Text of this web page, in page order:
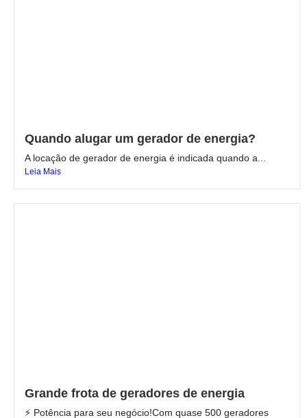
Quando alugar um gerador de energia?
A locação de gerador de energia é indicada quando a...
Leia Mais
Grande frota de geradores de energia
⚡ Potência para seu negócio!Com quase 500 geradores